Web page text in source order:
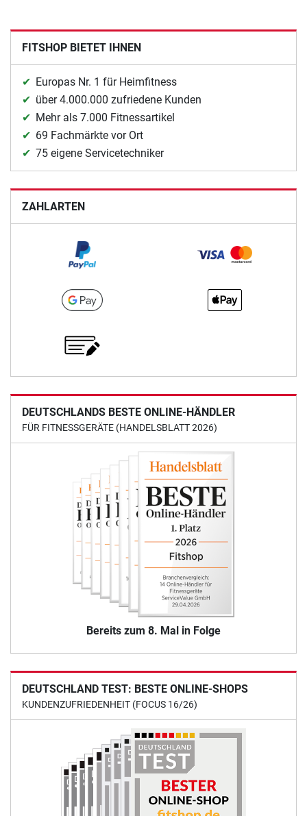
FITSHOP BIETET IHNEN
Europas Nr. 1 für Heimfitness
über 4.000.000 zufriedene Kunden
Mehr als 7.000 Fitnessartikel
69 Fachmärkte vor Ort
75 eigene Servicetechniker
ZAHLARTEN
DEUTSCHLANDS BESTE ONLINE-HÄNDLER
FÜR FITNESSGERÄTE (HANDELSBLATT 2026)
Bereits zum 8. Mal in Folge
DEUTSCHLAND TEST: BESTE ONLINE-SHOPS
KUNDENZUFRIEDENHEIT (FOCUS 16/26)